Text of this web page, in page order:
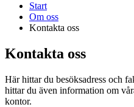
Start
Om oss
Kontakta oss
Kontakta oss
Här hittar du besöksadress och
hittar du även information om
kontor.